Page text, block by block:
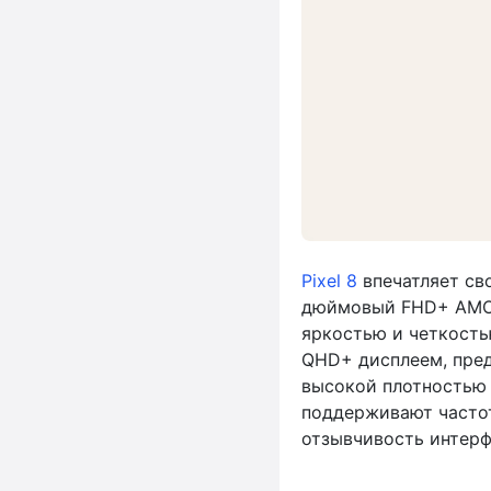
Pixel 8 впечатляет
дюймовый FHD+
яркостью и
QHD+ дисплеем,
высокой
поддерживают
отзывчивость